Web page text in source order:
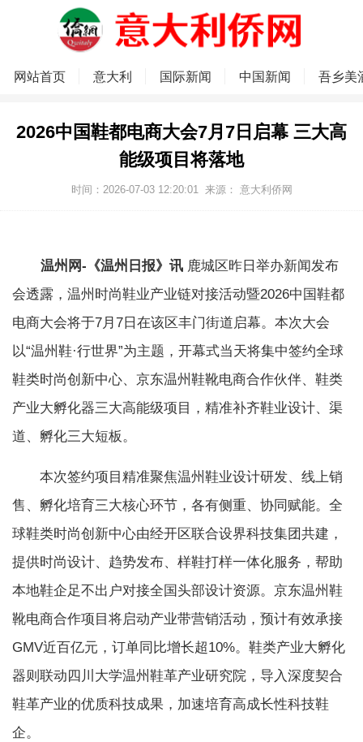
网站首页 意大利 国际新闻 中国新闻 吾乡美
2026中国鞋都电商大会7月7日启幕 三大高
能级项目将落地
时间：2026-07-03 12:20:01 来源： 意大利侨网
温州网-《温州日报》讯 鹿城区昨日举办新闻发布
会透露，温州时尚鞋业产业链对接活动暨2026中国鞋都
电商大会将于7月7日在该区丰门街道启幕。本次大会
以“温州鞋·行世界”为主题，开幕式当天将集中签约全球
鞋类时尚创新中心、京东温州鞋靴电商合作伙伴、鞋类
产业大孵化器三大高能级项目，精准补齐鞋业设计、渠
道、孵化三大短板。
本次签约项目精准聚焦温州鞋业设计研发、线上销
售、孵化培育三大核心环节，各有侧重、协同赋能。全
球鞋类时尚创新中心由经开区联合设界科技集团共建，
提供时尚设计、趋势发布、样鞋打样一体化服务，帮助
本地鞋企足不出户对接全国头部设计资源。京东温州鞋
靴电商合作项目将启动产业带营销活动，预计有效承接
GMV近百亿元，订单同比增长超10%。鞋类产业大孵化
器则联动四川大学温州鞋革产业研究院，导入深度契合
鞋革产业的优质科技成果，加速培育高成长性科技鞋
企。